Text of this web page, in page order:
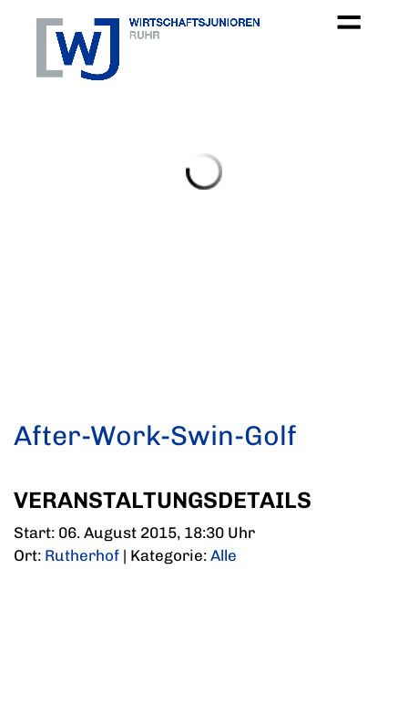
After-Work-Swin-Golf
VERANSTALTUNGSDETAILS
Start: 06. August 2015, 18:30 Uhr
Ort: Rutherhof | Kategorie: Alle